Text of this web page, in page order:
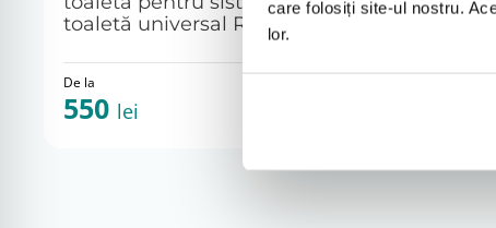
care folosiți site-ul nostru.
lor.
toaletă universal Rifton HTS
De la
550 lei